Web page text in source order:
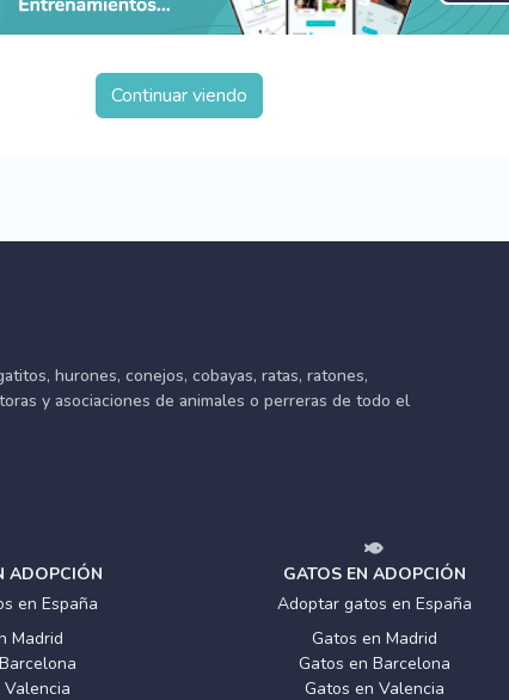
Continuar viendo
hurones, conejos, cobayas, ratas, ratones,
y asociaciones de animales o perreras de todo el
ADOPCIÓN
en España
Madrid
GATOS EN ADOPCIÓN
Adoptar gatos en España
Gatos en Madrid
Gatos en Barcelona
Gatos en Valencia